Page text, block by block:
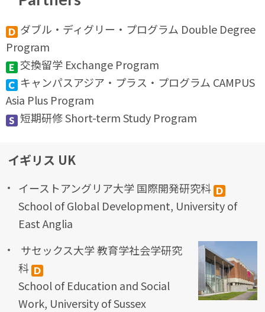
ダブル・ディグリー・プログラム Double Degree
Program
交換留学 Exchange Program
キャンパスアジア・プラス・プログラム CAMPUS
Asia Plus Program
短期研修 Short-term Study Program
イギリス UK
イーストアングリア大学 国際開発研究科
School of Global Development, University of
East Anglia
サセックス大学 教育学社会学研究
科
School of Education and Social
Work, University of Sussex